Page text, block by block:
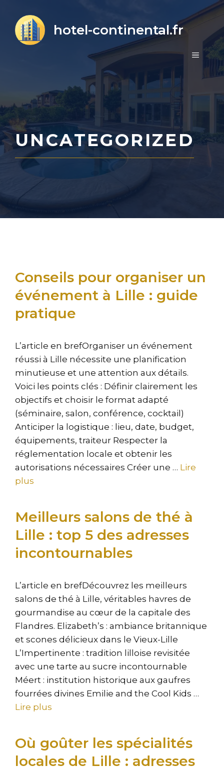
contenu
hotel-continental.fr
MENU
UNCATEGORIZED
Conseils pour organiser un
événement à Lille : guide
pratique
L’article en brefOrganiser un événement
réussi à Lille nécessite une planification
minutieuse et une attention aux détails.
Voici les points clés : Définir clairement les
objectifs et choisir le format adapté
(séminaire, salon, conférence, cocktail)
Anticiper la logistique : lieu, date, budget,
équipements, traiteur Respecter la
réglementation locale et obtenir les
autorisations nécessaires Créer une … Lire
plus
Meilleurs salons de thé à
Lille : top 5 des adresses
incontournables
L’article en brefDécouvrez les meilleurs
salons de thé à Lille, véritables havres de
gourmandise au cœur de la capitale des
Flandres. Elizabeth’s : ambiance britannique
et scones délicieux dans le Vieux-Lille
L’Impertinente : tradition lilloise revisitée
avec une tarte au sucre incontournable
Méert : institution historique aux gaufres
fourrées divines Emilie and the Cool Kids …
Lire plus
Où goûter les spécialités
locales de Lille : adresses